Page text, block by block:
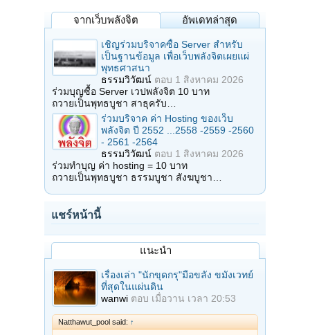
จากเว็บพลังจิต อัพเดทล่าสุด
เชิญร่วมบริจาคซื้อ Server สำหรับ
เป็นฐานข้อมูล เพื่อเว็บพลังจิตเผยแผ่
พุทธศาสนา
ธรรมวิวัฒน์ ตอบ 1 สิงหาคม 2026
ร่วมบุญซื้อ Server เวปพลังจิต 10 บาท
ถวายเป็นพุทธบูชา สาธุครับ…
ร่วมบริจาค ค่า Hosting ของเว็บ
พลังจิต ปี 2552 ...2558 -2559 -2560
- 2561 -2564
ธรรมวิวัฒน์ ตอบ 1 สิงหาคม 2026
ร่วมทำบุญ ค่า hosting = 10 บาท
ถวายเป็นพุทธบูชา ธรรมบูชา สังฆบูชา…
แชร์หน้านี้
แนะนำ
เรื่องเล่า "นักขุดกรุ"มือขลัง ขมังเวทย์
ที่สุดในแผ่นดิน
wanwi ตอบ เมื่อวาน เวลา 20:53
Natthawut_pool said: ↑